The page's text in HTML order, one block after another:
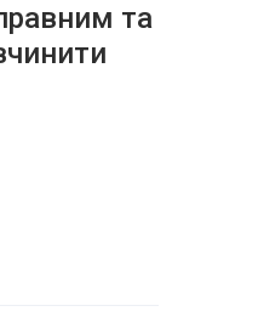
та